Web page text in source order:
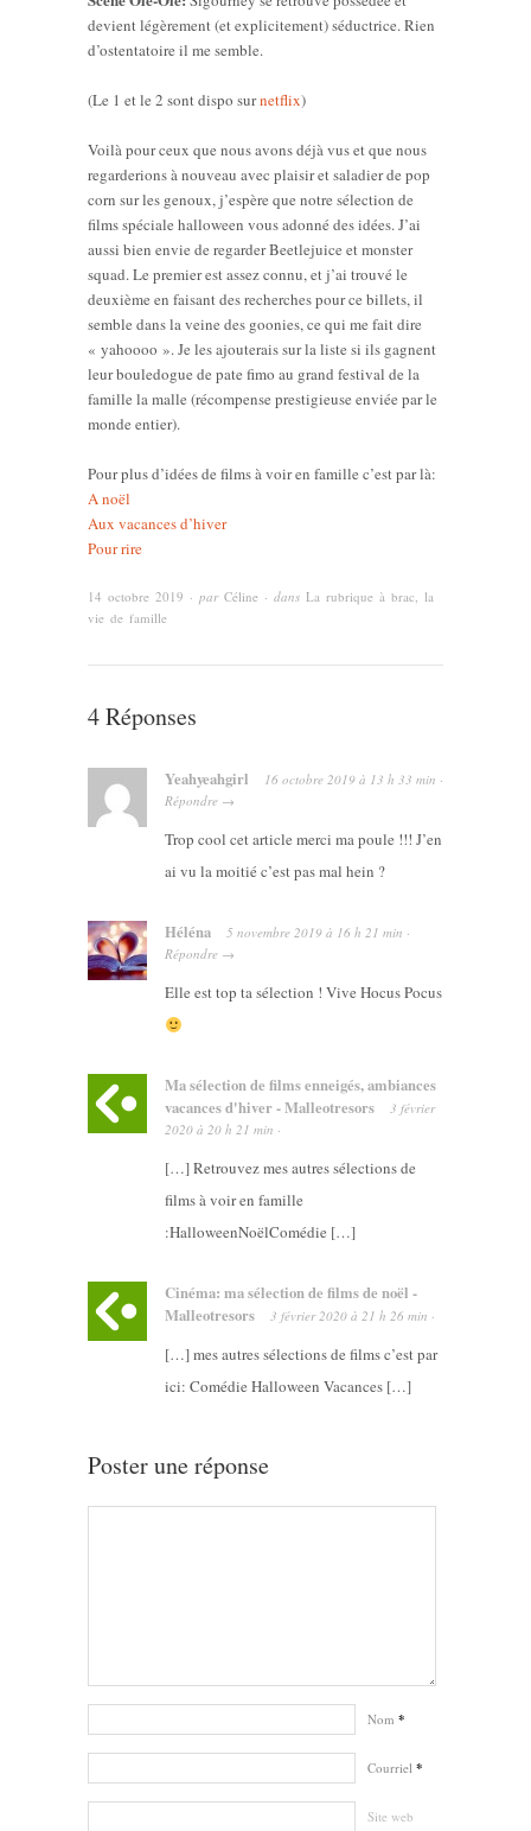
devient légèrement (et explicitement) séductrice. Rien
d’ostentatoire il me semble.
(Le 1 et le 2 sont dispo surnetflix)
Voilà pour ceux que nous avons déjà vus et que nous
regarderions à nouveau avec plaisir et saladier de pop
corn sur les genoux, j’espère que notre sélection de
films spéciale halloween vous adonné des idées. J’ai
aussi bien envie de regarder Beetlejuice et monster
squad. Le premier est assez connu, et j’ai trouvé le
deuxième en faisant des recherches pour ce billets, il
semble dans la veine des goonies, ce qui me fait dire
« yahoooo ». Je les ajouterais sur la liste si ils gagnent
leur bouledogue de pate fimo au grand festival de la
famille la malle (récompense prestigieuse enviée par le
monde entier).
Pour plus d’idées de films à voir en famille c’est par là:
A noël
Aux vacances d’hiver
Pour rire
14 octobre 2019 · par Céline · dans La rubrique à brac, la
vie de famille
4 Réponses
Yeahyeahgirl 16 octobre 2019 à 13 h 33 min ·
Répondre →
Trop cool cet article merci ma poule !!! J’en
ai vu la moitié c’est pas mal hein ?
Héléna 5 novembre 2019 à 16 h 21 min ·
Répondre →
Elle est top ta sélection ! Vive Hocus Pocus
Ma sélection de films enneigés, ambiances
vacances d'hiver - Malleotresors
3 février
2020 à 20 h 21 min ·
[…] Retrouvez mes autres sélections de
films à voir en famille
:HalloweenNoëlComédie […]
Cinéma: ma sélection de films de noël -
Malleotresors
3 février 2020 à 21 h 26 min ·
[…] mes autres sélections de films c’est par
ici: Comédie Halloween Vacances […]
Poster une réponse
Nom *
Courriel *
Site web